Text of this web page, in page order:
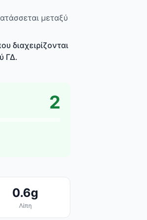
μεταξύ
διαχειρίζονται
ΓΔ.
2
0.6g
Λίπη